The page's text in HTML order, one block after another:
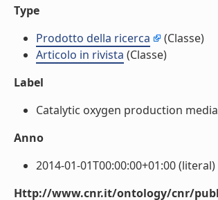
Type
Prodotto della ricerca
(Classe)
Articolo in rivista (Classe)
Label
Catalytic oxygen production
Anno
2014-01-01T00:00:00+01:00 (literal)
Http://www.cnr.it/ontology/cnr/